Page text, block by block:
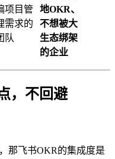
项目管
需求的
队
地OKR、
不想被大
生态绑架
的企业
，不回避
那飞书OKR的集成度是